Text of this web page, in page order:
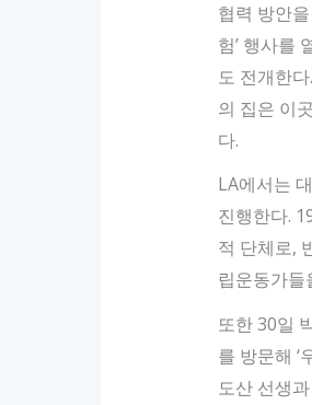
협력 방안
험’ 행사를
도 전개한
의 집은 이
다.
LA에서는
진행한다.
적 단체로,
립운동가들
또한 30일
를 방문해 ‘
도산 선생